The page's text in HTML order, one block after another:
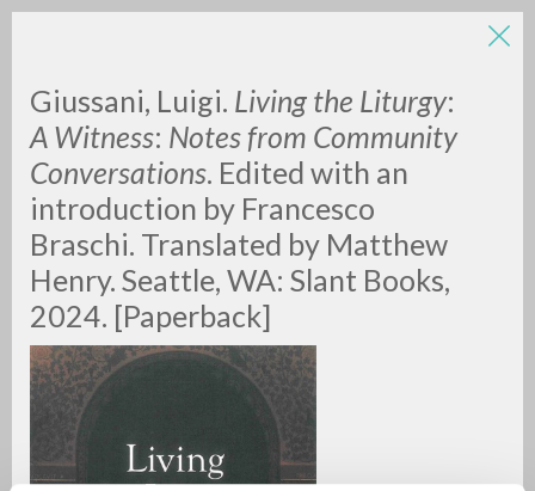
Giussani, Luigi. Living the Liturgy:
A Witness: Notes from Community
Conversations. Edited with an
introduction by Francesco
Braschi. Translated by Matthew
Henry. Seattle, WA: Slant Books,
2024. [Paperback]
LUIGI
GIUSSANI
scritti